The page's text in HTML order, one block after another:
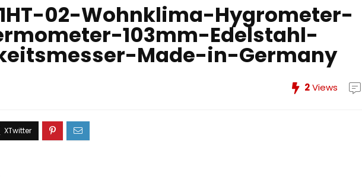
02-Wohnklima-Hygrometer-
103mm-Edelstahl-
Made-in-Germany
2Views